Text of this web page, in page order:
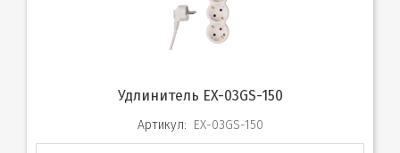
Удлинитель EX-03GS-150
Артикул: EX-03GS-150